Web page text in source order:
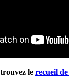
le recueil